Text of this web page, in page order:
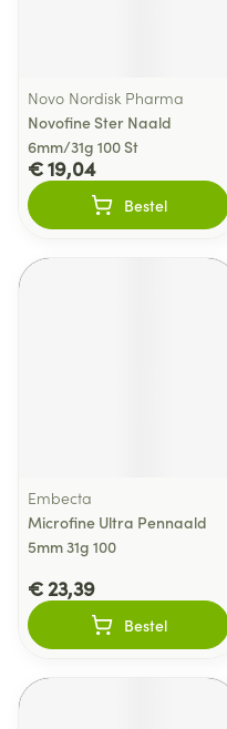
Novo Nordisk Pharma
Novofine Ster Naald
6mm/31g 100 St
€ 19,04
Bestel
Embecta
Microfine Ultra Pennaald
5mm 31g 100
€ 23,39
Bestel